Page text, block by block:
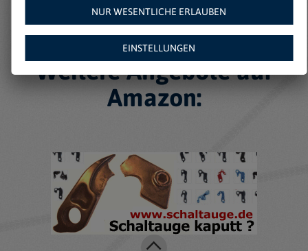
Weitere Angebote auf
Amazon:
NUR WESENTLICHE ERLAUBEN
EINSTELLUNGEN